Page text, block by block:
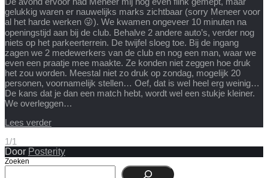
gelukkig waren er nauwelijks marks zichtbaar (sorry Meneer voor
al het harde werken 😜). We kwamen ongeveer 10 minuten na
openingstijd aan bij de club. Behalve 2 andere auto’s, verder nog
niets op het parkeerterrein. De twijfel sloeg toe. Bij de ingang
zagen we 2 medewerkers van de club en nog een man, waar we
even een praatje mee maakte. Ze konden niet zeggen hoe druk
het zou worden. Meestal niet zo druk op zondag, mogelijk 20
personen, voornamelijk stellen… Oef, dat is wel heel erg weinig…
De kans dat je dan een match hebt, wordt wel een stukje kleiner.
We overleggen…
Lees verder
1/1
Door Posterity
Zoeken